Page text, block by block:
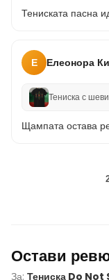
Тениската пасна
Е Елеонора
Тениска с
Щампата остава
Остави
За: Тениска Do Not